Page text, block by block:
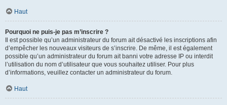
Haut
Pourquoi ne puis-je pas m’inscrire ?
Il est possible qu’un administrateur du forum ait désactivé les inscriptions afin
d’empêcher les nouveaux visiteurs de s’inscrire. De même, il est également
possible qu’un administrateur du forum ait banni votre adresse IP ou interdit
l’utilisation du nom d’utilisateur que vous souhaitez utiliser. Pour plus
d’informations, veuillez contacter un administrateur du forum.
Haut